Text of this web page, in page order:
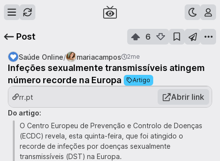
Post 6
Saúde Online/ mariacampos 2me
Infeções sexualmente transmissíveis atingem
número recorde na Europa
Artigo
rr.pt Abrir link
Do artigo:
O Centro Europeu de Prevenção e Controlo de Doenças
(ECDC) revela, esta quinta-feira, que foi atingido o
recorde de infeções por doenças sexualmente
transmissíveis (DST) na Europa.